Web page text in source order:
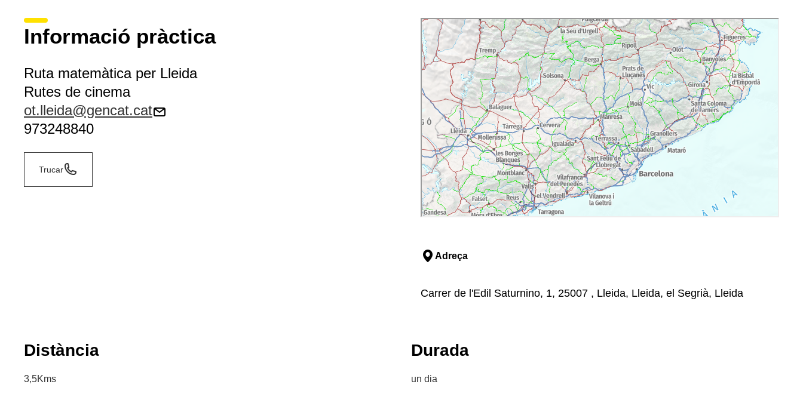
Informació pràctica
Ruta matemàtica per Lleida
Rutes de cinema
ot.lleida@gencat.cat
973248840
Trucar
Adreça
Carrer de l'Edil Saturnino, 1, 25007 , Lleida, Lleida, el Segrià, Lleida
Distància
3,5Kms
Durada
un dia